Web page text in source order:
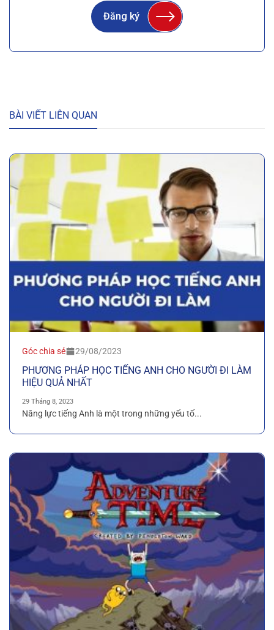
Đăng ký
BÀI VIẾT LIÊN QUAN
Góc chia sẻ 29/08/2023
PHƯƠNG PHÁP HỌC TIẾNG ANH CHO NGƯỜI ĐI LÀM
HIỆU QUẢ NHẤT
29 Tháng 8, 2023
Năng lực tiếng Anh là một trong những yếu tố...